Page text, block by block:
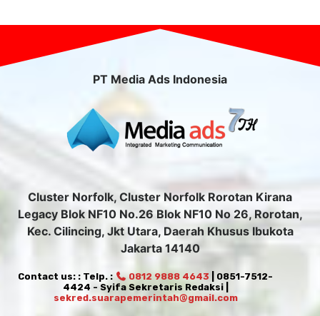
PT Media Ads Indonesia
Cluster Norfolk, Cluster Norfolk Rorotan Kirana
Legacy Blok NF10 No.26 Blok NF10 No 26, Rorotan,
Kec. Cilincing, Jkt Utara, Daerah Khusus Ibukota
Jakarta 14140
Contact us: : Telp. : 0812 9888 4643 | 0851-7512-
4424 - Syifa Sekretaris Redaksi |
sekred.suarapemerintah@gmail.com